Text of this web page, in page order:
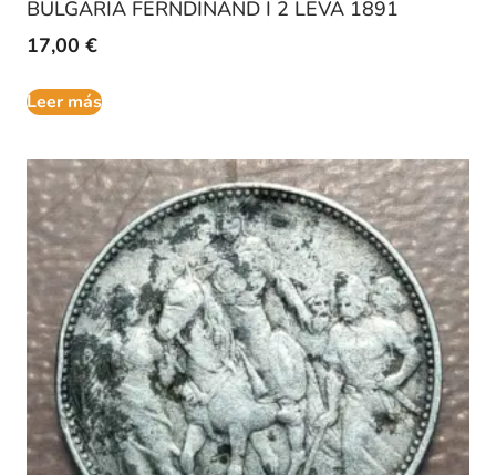
BULGARIA FERNDINAND I 2 LEVA 1891
17,00 €
Leer más